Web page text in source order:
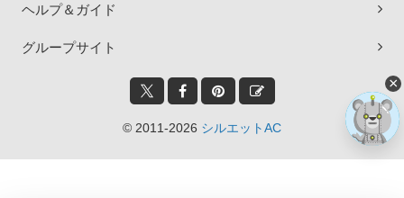
ヘルプ＆ガイド
グループサイト
© 2011-2026 シルエットAC
×